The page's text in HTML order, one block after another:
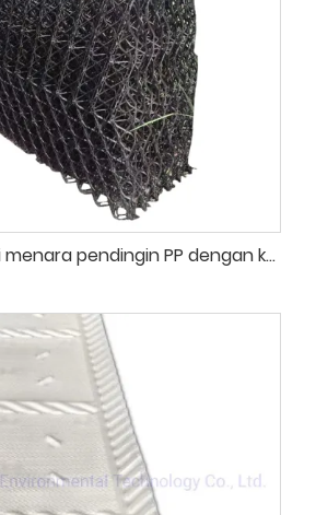
Pembuatan pengisi menara pendingin PP dengan ketahanan suhu tinggi.